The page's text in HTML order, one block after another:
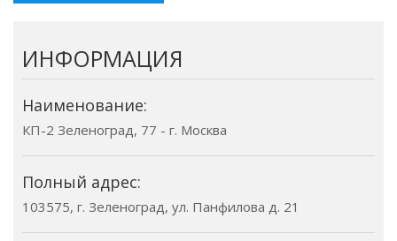
ИНФОРМАЦИЯ
Наименование:
КП-2 Зеленоград, 77 - г. Москва
Полный адрес:
103575, г. Зеленоград, ул. Панфилова д. 21